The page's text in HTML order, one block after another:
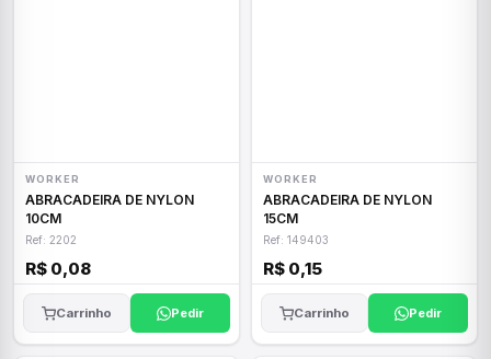
WORKER
ABRACADEIRA DE NYLON
10CM
Ref: 2202
R$ 0,08
Carrinho Pedir
WORKER
ABRACADEIRA DE NYLON
15CM
Ref: 149403
R$ 0,15
Carrinho Pedir